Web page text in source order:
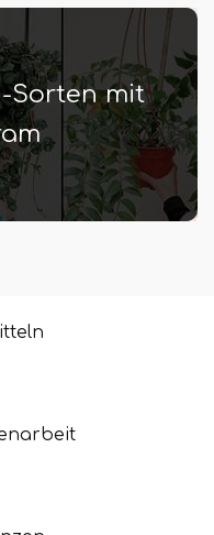
Sorten mit